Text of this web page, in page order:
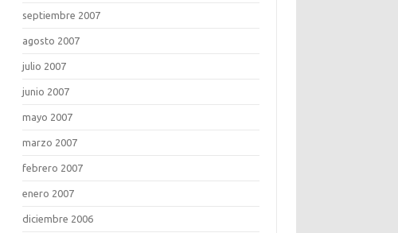
septiembre 2007
agosto 2007
julio 2007
junio 2007
mayo 2007
marzo 2007
febrero 2007
enero 2007
diciembre 2006